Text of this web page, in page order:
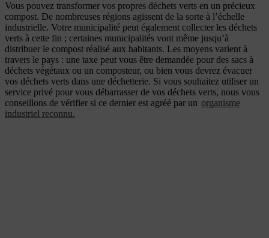
Vous pouvez transformer vos propres déchets verts en un précieux
compost. De nombreuses régions agissent de la sorte à l’échelle
industrielle. Votre municipalité peut également collecter les déchets
verts à cette fin ; certaines municipalités vont même jusqu’à
distribuer le compost réalisé aux habitants. Les moyens varient à
travers le pays : une taxe peut vous être demandée pour des sacs à
déchets végétaux ou un composteur, ou bien vous devrez évacuer
vos déchets verts dans une déchetterie. Si vous souhaitez utiliser un
service privé pour vous débarrasser de vos déchets verts, nous vous
conseillons de vérifier si ce dernier est agréé par un organisme
industriel reconnu.